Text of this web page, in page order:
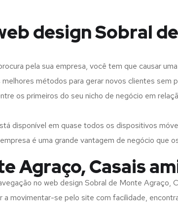
design Sobral
pela sua empresa, você tem que causar
métodos para gerar novos clientes sem
os primeiros do seu nicho de negócio em
disponível em quase todos os dispositivos
é uma grande vantagem de negócio que
Agraço, Casais
no web design Sobral de Monte Agraço,
movimentar-se pelo site com facilidade,